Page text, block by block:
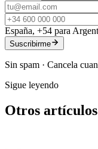
España, +54 para
Suscribirme
Sin spam · Cancela
Sigue leyendo
Otros